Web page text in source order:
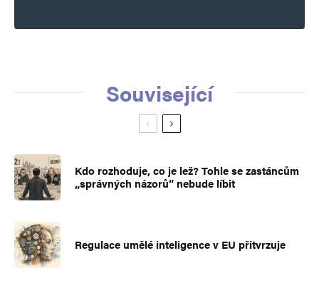
Související
Kdo rozhoduje, co je lež? Tohle se zastáncům
„správných názorů“ nebude líbit
Regulace umělé inteligence v EU přitvrzuje